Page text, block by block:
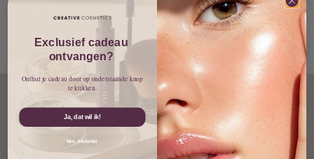
Add to cart
Veilig in gebruik
Exclusief cadeau
ontvangen?
Onthul je cadeau door op onderstaande knop
te klikken.
Ja, dat wil ik!
Nee, bedankt.